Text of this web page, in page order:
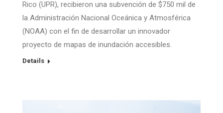
Rico (UPR), recibieron una subvención de $750 mil de
la Administración Nacional Oceánica y Atmosférica
(NOAA) con el fin de desarrollar un innovador
proyecto de mapas de inundación accesibles.
Details